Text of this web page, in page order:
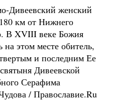
Дивеевский женский
км от Нижнего
В XVIII веке Божия
на этом месте обитель,
и последним Ее
Дивеевской
Серафима
/ Православие.Ru